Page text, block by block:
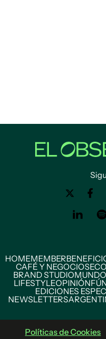
HOMEMEMBER
CAFÉ Y NEGOCIOS
BRAND STUDIOMUNDO
LIFESTYLEOPINIÓN
EDICIONES
NEWSLETTERS
Políticas de Cookies